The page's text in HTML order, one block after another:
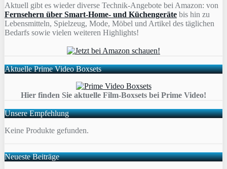
Aktuell gibt es wieder diverse Technik-Angebote bei Amazon: von
Fernsehern über Smart-Home- und Küchengeräte bis hin zu
Lebensmitteln, Spielzeug, Mode, Möbel und Artikel des täglichen
Bedarfs sowie vielen weiteren Highlights!
Aktuelle Prime Video Boxsets
Hier finden Sie aktuelle Film-Boxsets bei Prime Video!
Unsere Empfehlung
Keine Produkte gefunden.
Neueste Beiträge